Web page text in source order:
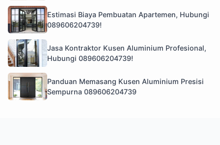
Estimasi Biaya Pembuatan Apartemen, Hubungi
089606204739!
Jasa Kontraktor Kusen Aluminium Profesional,
Hubungi 089606204739!
Panduan Memasang Kusen Aluminium Presisi
Sempurna 089606204739